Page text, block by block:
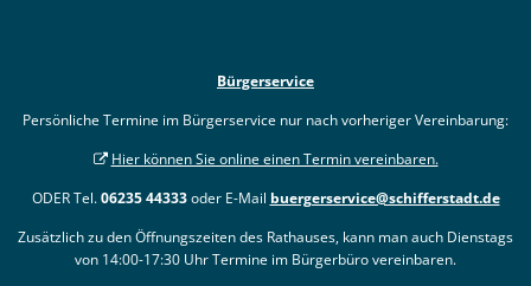
Bürgerservice
Persönliche Termine im Bürgerservice nur nach vorheriger Vereinbarung:
Hier können Sie online einen Termin vereinbaren.
ODER Tel.06235 44333oder E-Mail buergerservice@schifferstadt.de
Zusätzlich zu den Öffnungszeiten des Rathauses, kann man auch Dienstags
von 14:00-17:30 Uhr Termine im Bürgerbüro vereinbaren.